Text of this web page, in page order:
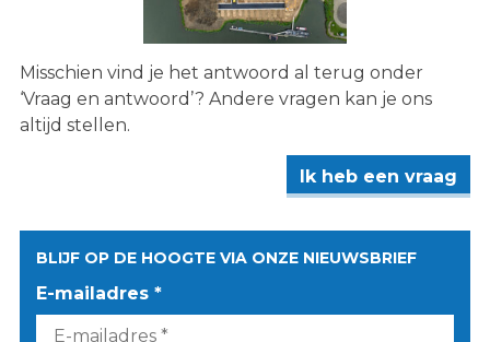
Misschien vind je het antwoord al terug onder
‘Vraag en antwoord’? Andere vragen kan je ons
altijd stellen.
Ik heb een vraag
BLIJF OP DE HOOGTE VIA ONZE NIEUWSBRIEF
E-mailadres *